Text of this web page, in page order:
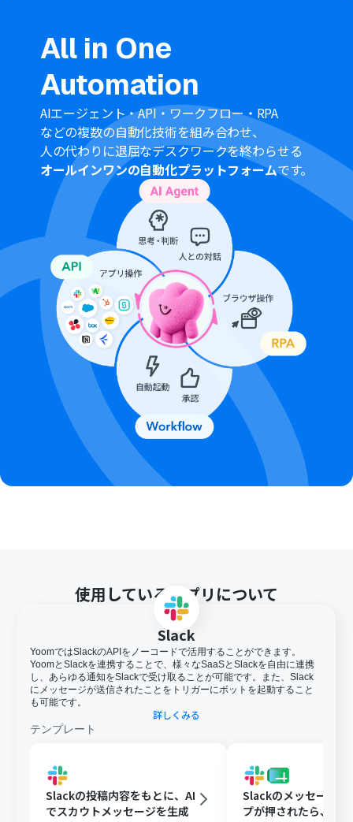
All in One
Automation
AIエージェント・API・ワークフロー・RPA
などの複数の自動化技術を組み合わせ、
人の代わりに退屈なデスクワークを終わらせる
オールインワンの自動化プラットフォームです。
使用しているアプリについて
Slack
YoomではSlackのAPIをノーコードで活用することができます。
YoomとSlackを連携することで、様々なSaaSとSlackを自由に連携
し、あらゆる通知をSlackで受け取ることが可能です。また、Slack
にメッセージが送信されたことをトリガーにボットを起動すること
も可能です。
詳しくみる
テンプレート
Slackの投稿内容をもとに、AI
でスカウトメッセージを生成
Slackのメッセージに
プが押されたら、